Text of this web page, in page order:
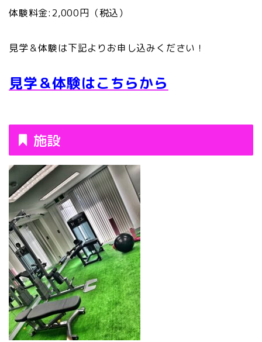
体験料金:2,000円（税込）
見学＆体験は下記よりお申し込みください！
見学＆体験はこちらから
施設